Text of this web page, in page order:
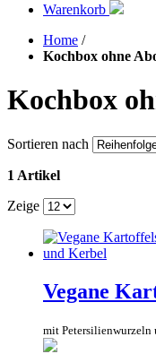
Warenkorb
Home /
Kochbox ohne
Kochbox
Sortieren nach
1 Artikel
Zeige
Vegane
mit Petersilienwurzeln